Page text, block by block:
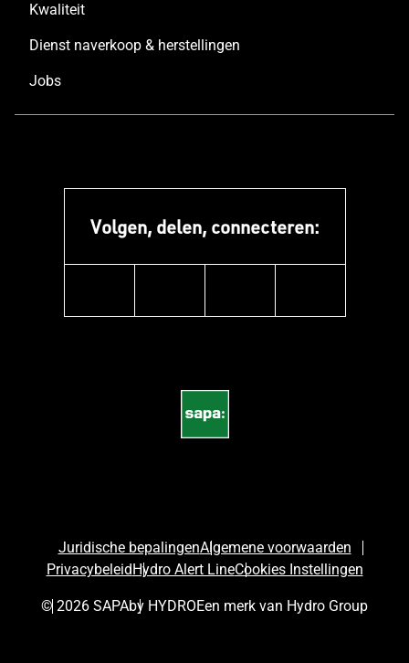
Kwaliteit
Dienst naverkoop & herstellingen
Jobs
Volgen, delen, connecteren:
Juridische bepalingenAlgemene voorwaarden
PrivacybeleidHydro Alert LineCookies Instellingen
© 2026 SAPAby HYDROEen merk van Hydro Group